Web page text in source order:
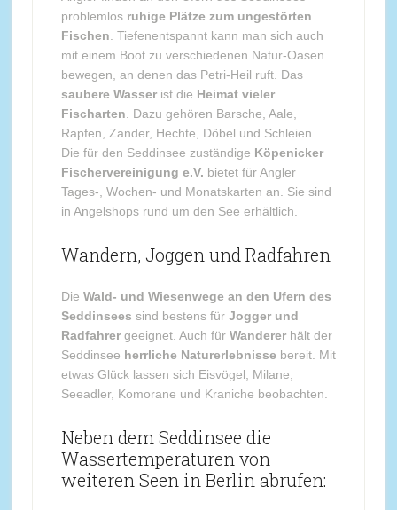
problemlos ruhige Plätze zum ungestörten
Fischen . Tiefenentspannt kann man sich auch
mit einem Boot zu verschiedenen Natur-Oasen
bewegen, an denen das Petri-Heil ruft. Das
saubere Wasserist die Heimat vieler
Fischarten . Dazu gehören Barsche, Aale,
Rapfen, Zander, Hechte, Döbel und Schleien.
Die für den Seddinsee zuständige Köpenicker
Fischervereinigung e.V. bietet für Angler
Tages-, Wochen- und Monatskarten an. Sie sind
in Angelshops rund um den See erhältlich.
Wandern, Joggen und Radfahren
Die Wald- und Wiesenwege an den Ufern des
Seddinsees sind bestens für Jogger und
Radfahrergeeignet. Auch für Wandererhält der
Seddinsee herrliche Naturerlebnisse bereit. Mit
etwas Glück lassen sich Eisvögel, Milane,
Seeadler, Komorane und Kraniche beobachten.
Neben dem Seddinsee die
Wassertemperaturen von
weiteren Seen in Berlin abrufen: